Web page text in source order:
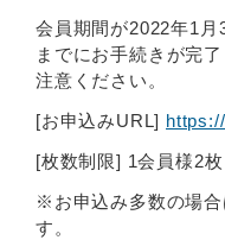
会員期間が2022年1
までにお手続きが完
注意ください。
[お申込みURL]
[枚数制限] 1会員様2
※お申込み多数の場合
す。